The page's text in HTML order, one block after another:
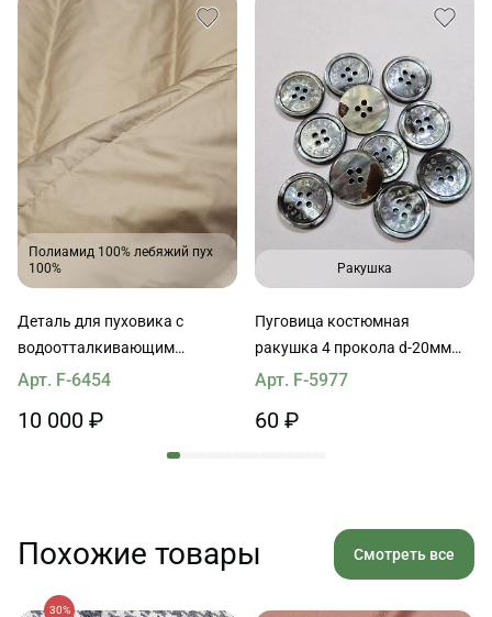
Полиамид 100% лебяжий пух
100%
Деталь для пуховика с
водоотталкивающим
покрытием наполнитель пух
Арт. F-6454
10 000 ₽
Ракушка
Пуговица костюмная
ракушка 4 прокола d-20мм
серая
Арт. F-5977
60 ₽
Похожие товары Смотреть все
30%